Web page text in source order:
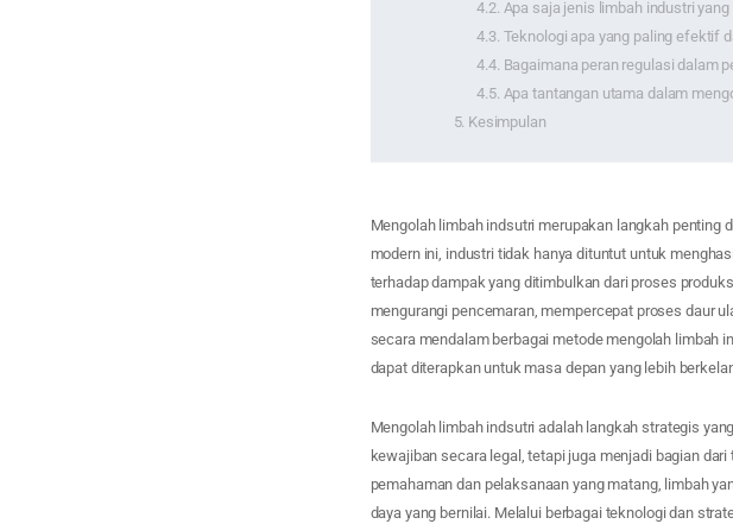
Apa saja jenis limbah industri
Teknologi apa yang paling efektif
Bagaimana peran regulasi dalam
Apa tantangan utama dalam
Kesimpulan
Mengolah limbah indsutri merupakan langkah penting
modern ini, industri tidak hanya dituntut untuk
terhadap dampak yang ditimbulkan dari proses
mengurangi pencemaran, mempercepat proses daur
secara mendalam berbagai metode mengolah limbah
dapat diterapkan untuk masa depan yang lebih
Mengolah limbah indsutri adalah langkah strategis
kewajiban secara legal, tetapi juga menjadi bagian
pemahaman dan pelaksanaan yang matang, limbah
daya yang bernilai. Melalui berbagai teknologi dan